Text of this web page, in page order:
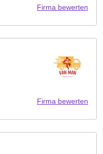
Firma bewerten
Firma bewerten